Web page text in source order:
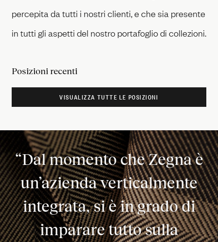
percepita da tutti i nostri clienti, e che sia presente
in tutti gli aspetti del nostro portafoglio di collezioni.
Posizioni recenti
VISUALIZZA TUTTE LE POSIZIONI
“Dal momento che Zegna è
un’azienda verticalmente
integrata, si è in grado di
imparare tutto sulla